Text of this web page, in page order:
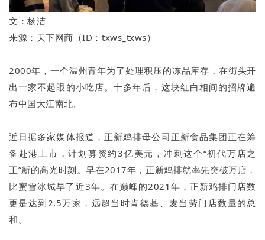
文：杨洁
来源：天下网商（ID：txws_txws）
2000年，一个温州青年为了处理积压的冻品库存，在街头开
出一家不起眼的小吃店。十多年后，这块红白相间的招牌遍
布中国大江南北。
近日据多家媒体报道，正新鸡排母公司正新食品集团正在筹
备赴港上市，计划募资约3亿美元，冲刺这个“初代万店之
王”新的高光时刻。早在2017年，正新鸡排就率先突破万店，
比蜜雪冰城早了近3年。在巅峰的2021年，正新鸡排门店数
更是达到2.5万家，远超当时肯德基、麦当劳门店数量的总
和。